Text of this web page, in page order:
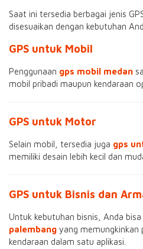
Saat ini tersedia berbagai jenis
disesuaikan dengan kebutuhan
GPS untuk Mobil
Penggunaan gps mobil medan
mobil pribadi maupun kendaraan
GPS untuk Motor
Selain mobil, tersedia juga gps
memiliki desain lebih kecil dan
GPS untuk Bisnis dan
Untuk kebutuhan bisnis, Anda
palembang yang memungkinkan
kendaraan dalam satu aplikasi.